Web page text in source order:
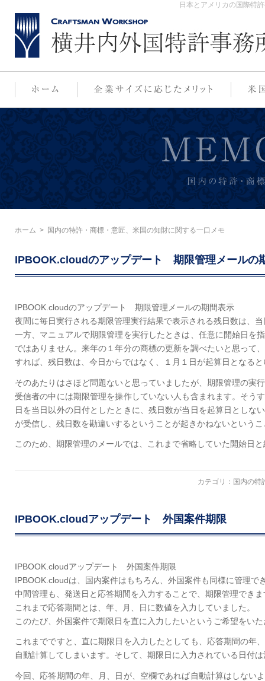
日本とアメリカの国際特
ホーム > 国内の特許・商標・意匠、米国の知財に関する一口メモ
IPBOOK.cloudのアップデート 期限管理メールの
IPBOOK.cloudのアップデート 期限管理メールの期間表示
夜間に毎日実行される期限管理実行結果で表示される残日数は、
一方、マニュアルで期限管理を実行したときは、任意に開始日を
ではありません。来年の１年分の商標の更新を調べたいと思って
すれば、残日数は、今日からではなく、１月１日が起算日となる
そのあたりはさほど問題ないと思っていましたが、期限管理の実
受信者の中には期限管理を操作していない人も含まれます。そう
日を当日以外の日付としたときに、残日数が当日を起算日としな
が受信し、残日数を勘違いするということが起きかねないという
このため、期限管理のメールでは、これまで省略していた開始日
カテゴリ： 国内の特
IPBOOK.cloudアップデート 外国案件期限
IPBOOK.cloudアップデート 外国案件期限
IPBOOK.cloudは、国内案件はもちろん、外国案件も同様に管理で
中間管理も、発送日と応答期間を入力することで、期限管理できま
これまで応答期間とは、年、月、日に数値を入力していました。
このたび、外国案件で期限日を直に入力したいというご希望をい
これまでですと、直に期限日を入力したとしても、応答期間の年
自動計算してしまいます。そして、期限日に入力されている日付
今回、応答期間の年、月、日が、空欄であれば自動計算はしない